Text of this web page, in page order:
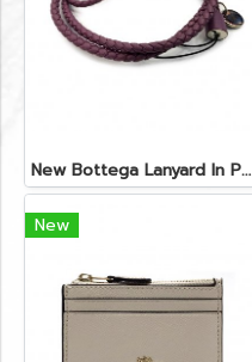
New Bottega Lanyard In Purple Leather SHW
New